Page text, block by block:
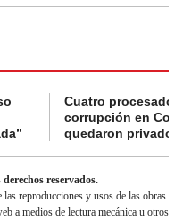
Cuatro
corrupción en
quedaron
reservados.
reproducciones y usos de las obras
a medios de lectura mecánica u otros